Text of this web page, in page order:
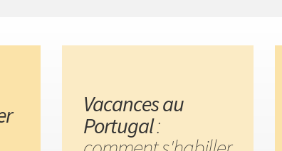
Vacances au
Portugal: